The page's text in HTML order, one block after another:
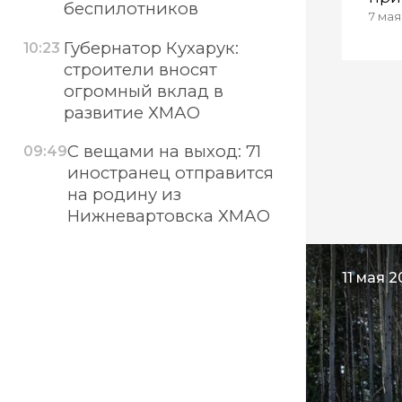
7
11 мая
беспилотников
10:23 Губернатор Кухарук:
строители вносят
огромный вклад в
развитие ХМАО
09:49С вещами на выход: 71
иностранец отправится
на родину из
Нижневартовска ХМАО